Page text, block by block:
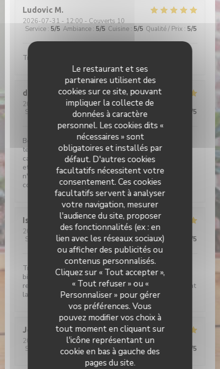
Le restaurant et ses
partenaires utilisent des
cookies sur ce site, pouvant
impliquer la collecte de
données à caractère
personnel. Les cookies dits «
nécessaires » sont
obligatoires et installés par
défaut. D'autres cookies
facultatifs nécessitent votre
consentement. Ces cookies
facultatifs servent à analyser
votre navigation, mesurer
l'audience du site, proposer
des fonctionnalités (ex : en
lien avec les réseaux sociaux)
ou afficher des publicités ou
contenus personnalisés.
Cliquez sur « Tout accepter »,
« Tout refuser » ou «
Personnaliser » pour gérer
vos préférences. Vous
pouvez modifier vos choix à
tout moment en cliquant sur
l'icône représentant un
cookie en bas à gauche des
pages du site.
Ludovic M
2026-07-31- 12:00 - Couverts 10
Service : 5/5 Ambiance : 5/5 Cuisine : 5/5 Qualité / Prix : 5/5
Très bon accueil et on y mange très bien
didier
2026-08-02
- 13:00 - Couverts 2
Service
Ambiance: 4/5 Cuisine:5/5 Qualité / Prix /5
Belle déco bois, briques rouges et cour pavée. Grande
terrasse ombragée . Service aux petits soins. Belle
carte de bieres(très) locales. Et les plats sont copieux
et savoureux. Si vou sortez déçus de l'Etable de Hem,
n'allez plus jamais au resto, plus rien ne vous
conviendra!!!
Isabelle
C
2026-08-01 - 19:15 - Couverts 2
Service
/5 Ambiance:5/5 Cuisine: 5/5 Qualité / Prix /5
Très bon moment, avec un accueil irréprochable et
bienveillant Croquettes de crevettes délicieuses, je
recommande Le café gourmand un régal Bref Vivement
la prochaine!
Jerome
C
2026-07-30
- 12:15 - Couverts 9
Service
Ambiance: 5/5 Cuisine: 5/5 Qualité / Prix /5
L'étable de Hem